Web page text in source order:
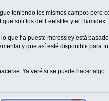
teniendo los mismos campos pero
son los del Feelslike y el Humidex.
que ha puesto mcrossley está
y que así esté disponible para
Ya veré si se puede hacer algo.